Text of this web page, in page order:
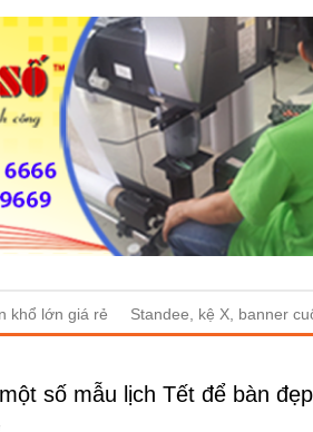
khổ lớn giá rẻ Standee, kệ X, banner
số mẫu lịch Tết để bàn đẹp